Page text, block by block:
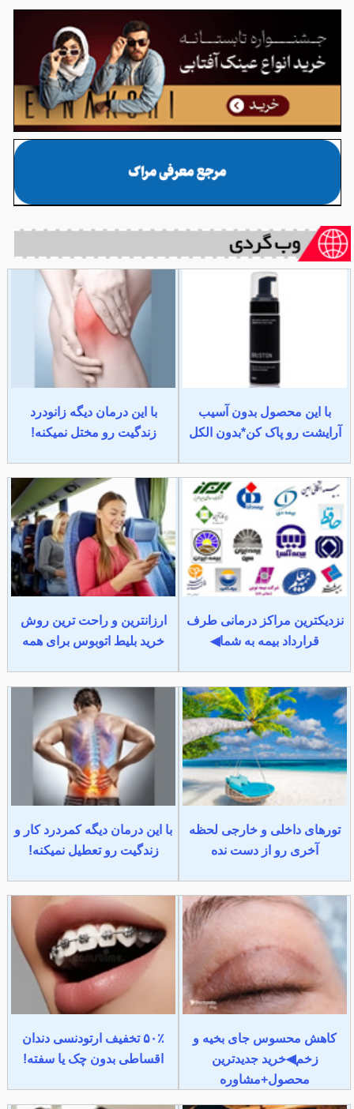
با این محصول بدون آسیب
آرایشت رو پاک کن*بدون الکل
با این درمان دیگه زانودرد
زندگیت رو مختل نمیکنه!
نزدیکترین مراکز درمانی طرف
قرارداد بیمه به شما◀
ارزانترین و راحت ترین روش
خرید بلیط اتوبوس برای همه
تورهای داخلی و خارجی لحظه
آخری رو از دست نده
با این درمان دیگه کمردرد کار و
زندگیت رو تعطیل نمیکنه!
کاهش محسوس جای بخیه و
زخم◀خرید جدیدترین
محصول+مشاوره
۵۰٪ تخفیف ارتودنسی دندان
اقساطی بدون چک یا سفته!